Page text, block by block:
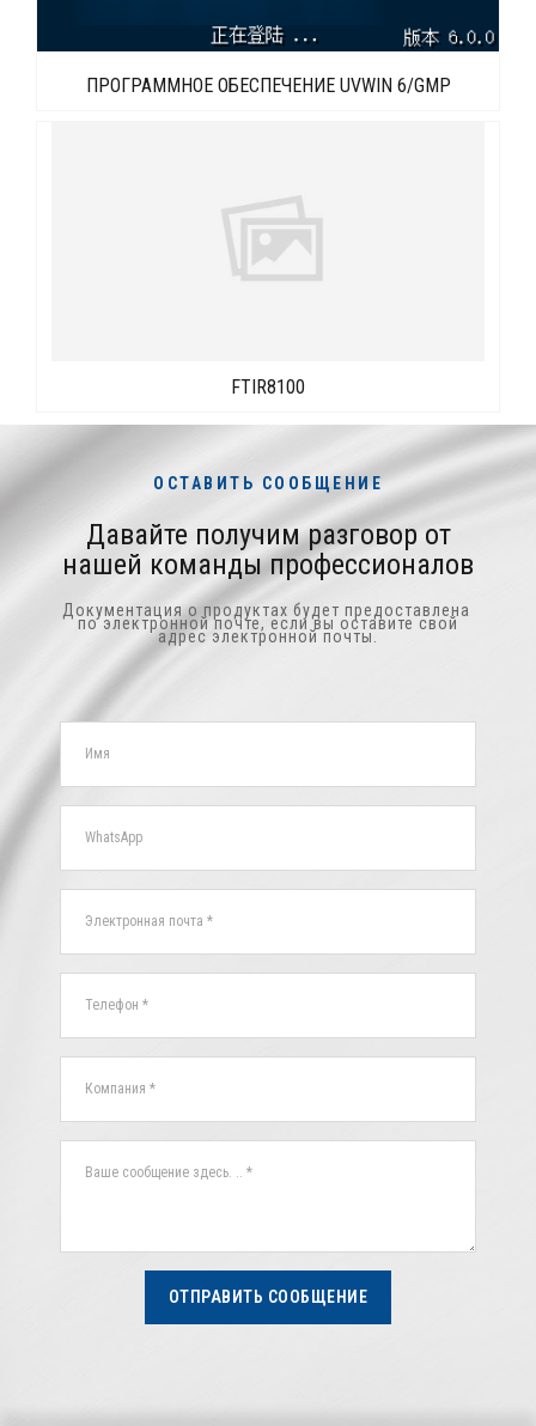
ПРОГРАММНОЕ ОБЕСПЕЧЕНИЕ UVWIN 6/GMP
FTIR8100
ОСТАВИТЬ СООБЩЕНИЕ
Давайте получим разговор от
нашей команды профессионалов
Документация о продуктах будет предоставлена ​​
по электронной почте, если вы оставите свой
адрес электронной почты.
ОТПРАВИТЬ СООБЩЕНИЕ